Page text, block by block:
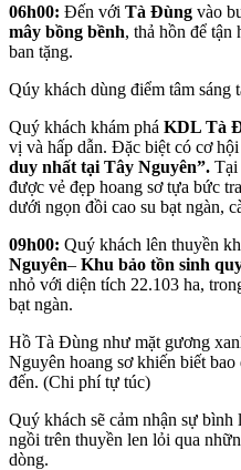
06h00: Đến với Tà Đùng vào
mây bồng bềnh, thả hồn để tận
ban tặng.
Qúy khách dùng điểm tâm sáng
Quý khách khám phá KDL Tà
vị và hấp dẫn. Đặc biệt có cơ
duy nhất tại Tây Nguyên”. Tại
được vẻ đẹp hoang sơ tựa bức
dưới ngọn đồi cao su bạt ngàn,
09h00: Quý khách lên thuyền
Nguyên– Khu bảo tồn sinh
nhỏ với diện tích 22.103 ha,
bạt ngàn.
Hồ Tà Đùng như mặt gương
Nguyên hoang sơ khiến biết
đến. (Chi phí tự túc)
Quý khách sẽ cảm nhận sự
ngồi trên thuyền len lỏi qua
dòng.